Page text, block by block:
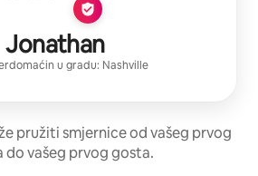
Jonathan
u gradu: Nashville
pružiti smjernice od vašeg prvog
do vašeg prvog gosta.